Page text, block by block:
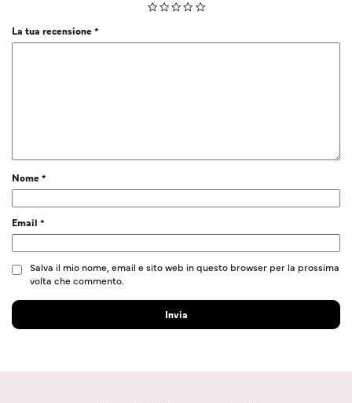
La tua recensione*
Nome*
Email *
Salva il mio nome, email e sito web in questo browser per la prossima
volta che commento.